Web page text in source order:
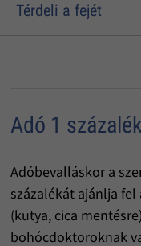
Térdeli a fejét
Adó 1
Adóbevalláskor a
százalékát ajánlja
(kutya, cica
bohócdoktoroknak